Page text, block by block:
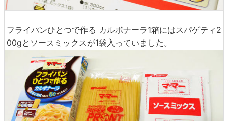
フライパンひとつで作る カルボナーラ1箱にはスパゲティ2
00gとソースミックスが1袋入っていました。